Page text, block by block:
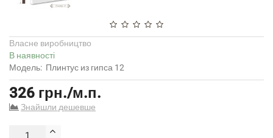
Власне виробництво
В наявності
Модель: Плинтус из гипса 12
326 грн./м.п.
Знайшли дешевше